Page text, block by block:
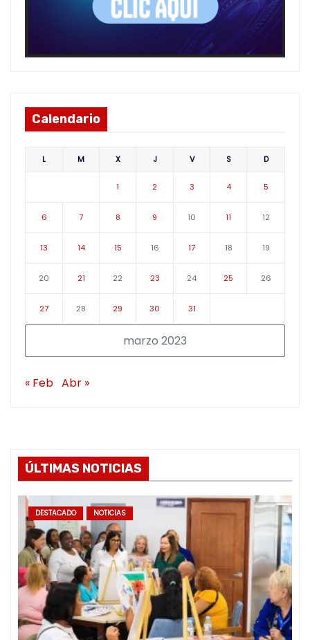
Calendario
marzo 2023
L M X J V S D
1 2 3 4 5
6 7 8 9 10 11 12
13 14 15 16 17 18 19
20 21 22 23 24 25 26
27 28 29 30 31
« Feb Abr »
ÚLTIMAS NOTICIAS
DESTACADO NOTICIAS